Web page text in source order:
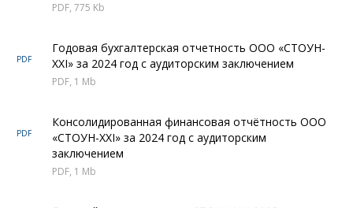
PDF, 775 Kb
PDF
Годовая бухгалтерская отчетность ООО «СТОУН-
XXI» за 2024 год с аудиторским заключением
PDF, 1 Mb
PDF
Консолидированная финансовая отчётность ООО
«СТОУН-XXI» за 2024 год с аудиторским
заключением
PDF, 1 Mb